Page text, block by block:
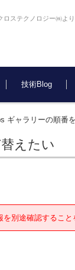
ロステクノロジー㈱よ
技術Blog
ギャラリーの順番
えたい
別途確認すること